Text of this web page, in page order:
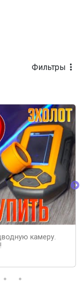
Фильтры
камеру.